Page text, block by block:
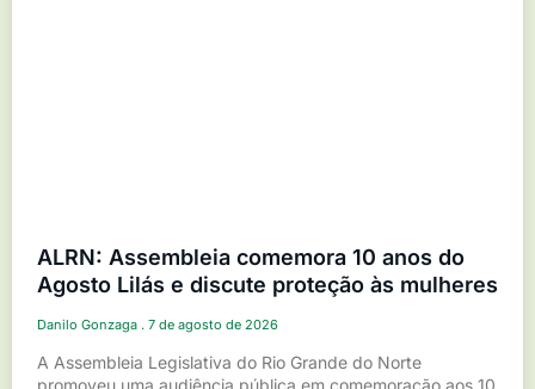
ALRN: Assembleia comemora 10 anos do
Agosto Lilás e discute proteção às mulheres
Danilo Gonzaga 7 de agosto de 2026
A Assembleia Legislativa do Rio Grande do Norte
promoveu uma audiência pública em comemoração aos 10